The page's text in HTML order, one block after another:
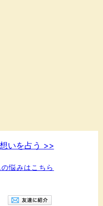
いを占う >>
悩みはこちら